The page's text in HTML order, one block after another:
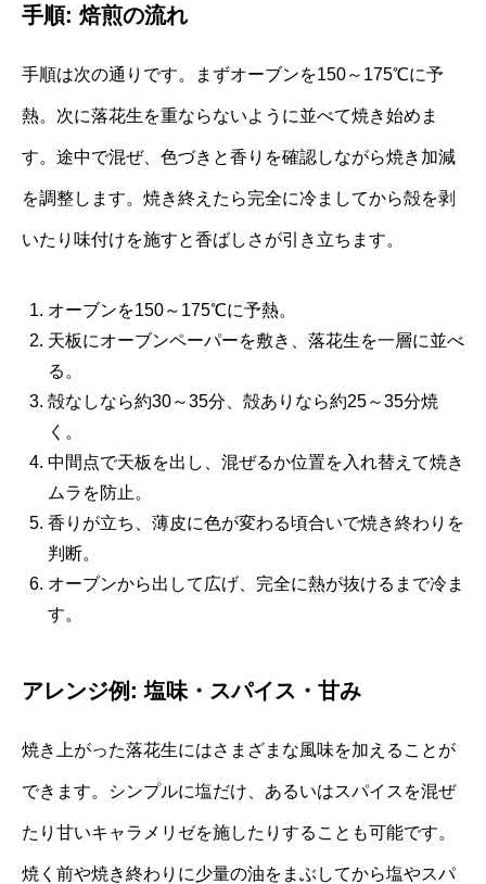
手順: 焙煎の流れ
手順は次の通りです。まずオーブンを150～175℃に予
熱。次に落花生を重ならないように並べて焼き始めま
す。途中で混ぜ、色づきと香りを確認しながら焼き加減
を調整します。焼き終えたら完全に冷ましてから殻を剥
いたり味付けを施すと香ばしさが引き立ちます。
オーブンを150～175℃に予熱。
天板にオーブンペーパーを敷き、落花生を一層に並べ
る。
殻なしなら約30～35分、殻ありなら約25～35分焼
く。
中間点で天板を出し、混ぜるか位置を入れ替えて焼き
ムラを防止。
香りが立ち、薄皮に色が変わる頃合いで焼き終わりを
判断。
オーブンから出して広げ、完全に熱が抜けるまで冷ま
す。
アレンジ例: 塩味・スパイス・甘み
焼き上がった落花生にはさまざまな風味を加えることが
できます。シンプルに塩だけ、あるいはスパイスを混ぜ
たり甘いキャラメリゼを施したりすることも可能です。
焼く前や焼き終わりに少量の油をまぶしてから塩やスパ